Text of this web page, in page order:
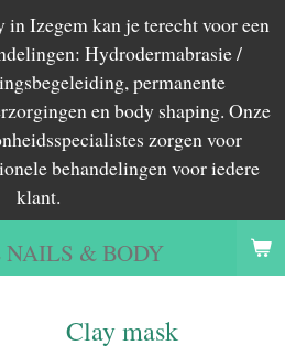
& BODY
Izegem kan je terecht voor een
Hydrodermabrasie /
permanente
en body shaping. Onze
zorgen voor
behandelingen voor iedere
klant.
Clay mask